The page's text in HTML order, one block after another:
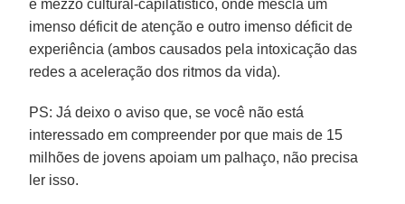
e mezzo cultural-capilatístico, onde mescla um
imenso déficit de atenção e outro imenso déficit de
experiência (ambos causados pela intoxicação das
redes a aceleração dos ritmos da vida).
PS: Já deixo o aviso que, se você não está
interessado em compreender por que mais de 15
milhões de jovens apoiam um palhaço, não precisa
ler isso.